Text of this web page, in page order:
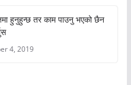
हुनुहुन्छ तर काम पाउनु भएको छैन
4, 2019